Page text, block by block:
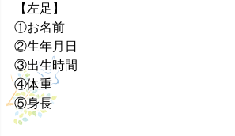
【左足】
①お名前
②生年月日
③出生時間
④体重
⑤身長